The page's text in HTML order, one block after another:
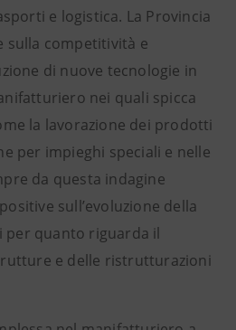
e logistica. La Provincia
sulla competitività e
di nuove tecnologie in
nei quali spicca
la lavorazione dei prodotti
per impieghi speciali e nelle
da questa indagine
sull’evoluzione della
per quanto riguarda il
e delle ristrutturazioni